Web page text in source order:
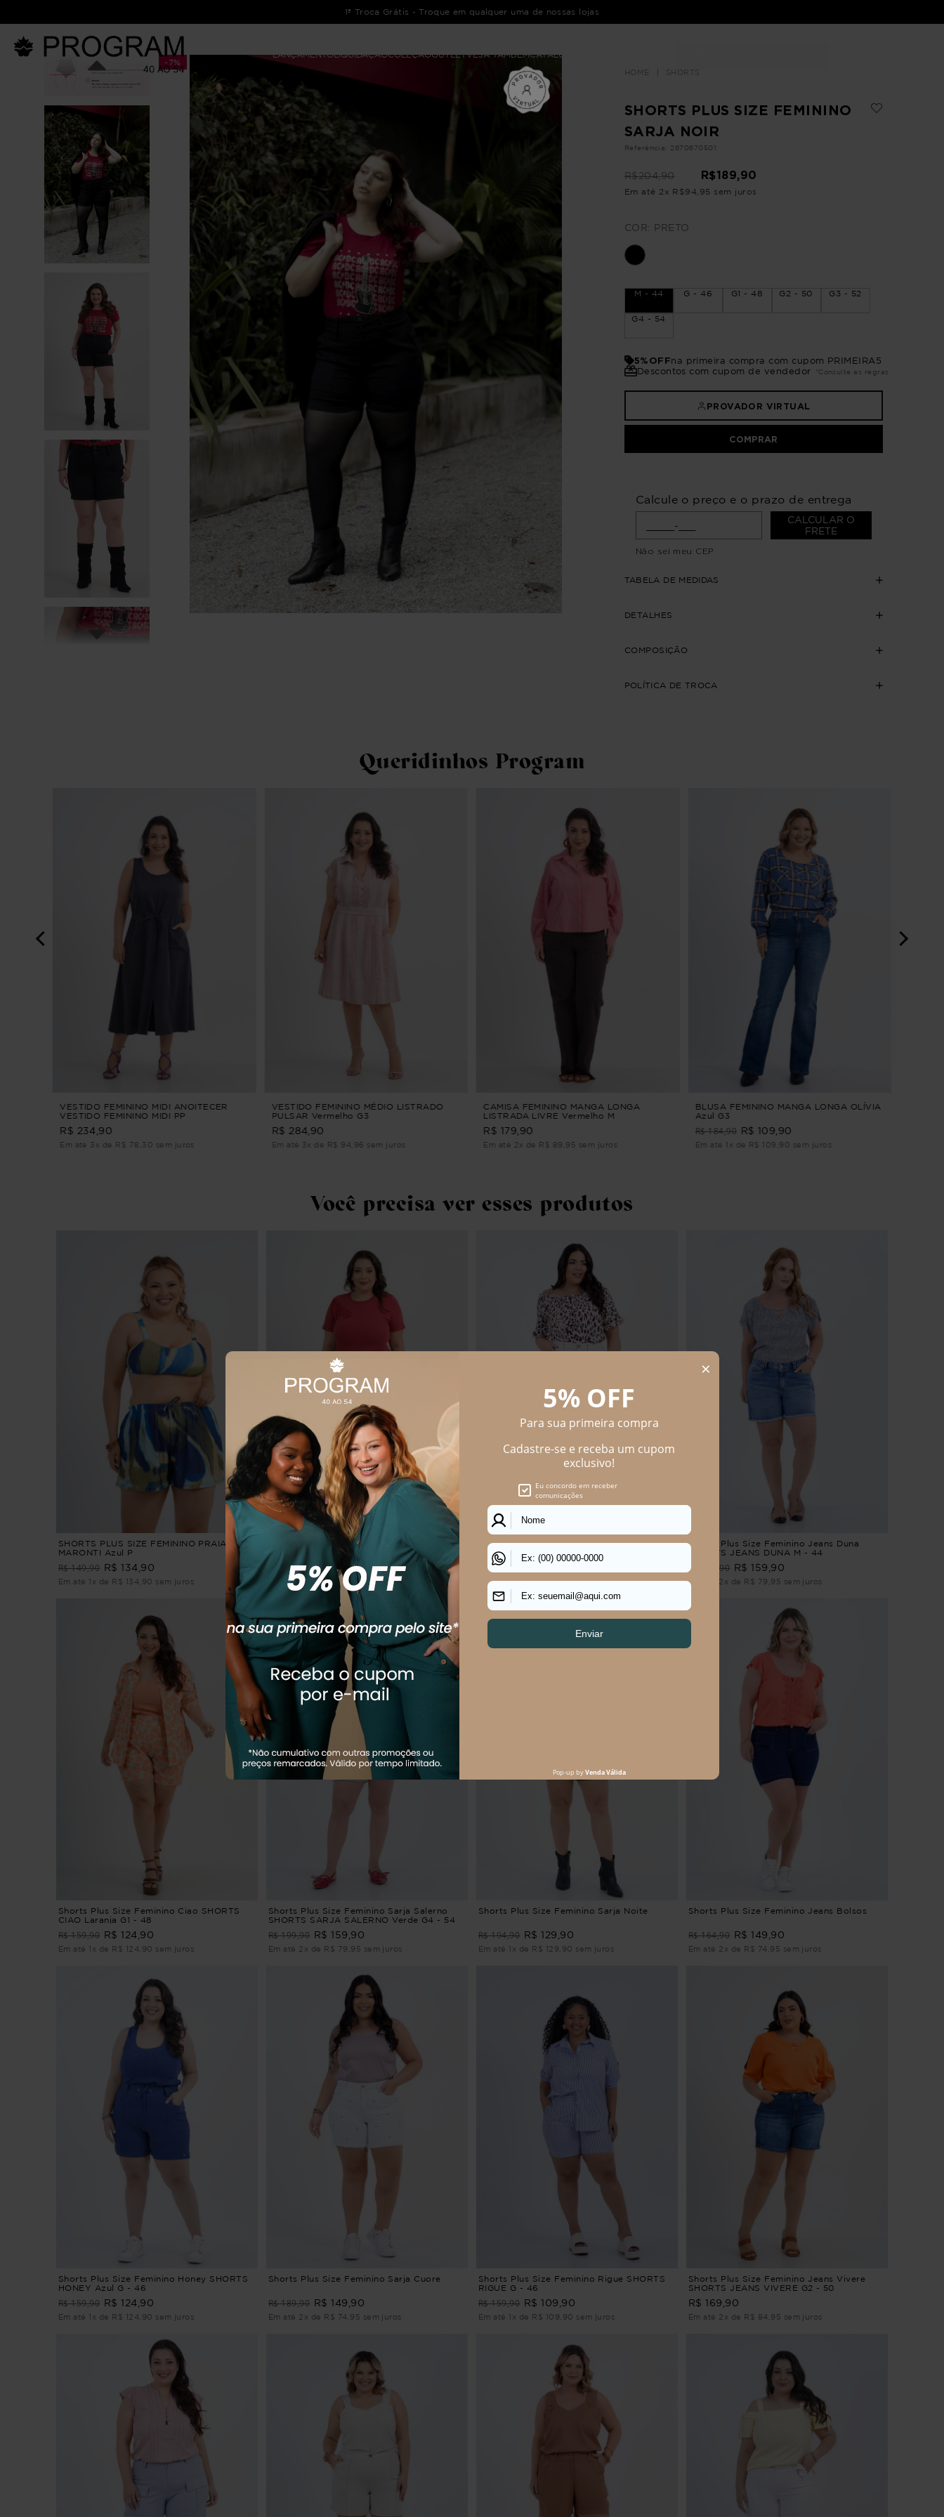
1ª Troca Grátis - Troque em qualquer uma de nossas lojas
LANÇAMENTOLIQUIDAÇÃOCOLEÇÃOOUTLETVEJA TAMBÉMCATÁLOGOS
- 7%
SHORTS
SHORTS PLUS SIZE FEMININO
SARJA NOIR
Referência: 2670670501
R$204,90 R$189,90
Em até 2 x R$94 95 sem juros
COR: PRETO
M - 44 G - 46 G1 - 48 G2 - 50 G3 - 52
G4 - 54
5%OFFna primeira compra com cupom PRIMEIRA5
Descontos com cupom de vendedor
*Consulte as regras
PROVADOR VIRTUAL
COMPRAR
Calcule o preço e o prazo de entrega
CALCULAR O
FRETE
Não sei meu CEP
TABELA DE MEDIDAS
DETALHES
COMPOSIÇÃO
POLÍTICA DE TROCA
Queridinhos Program
VESTIDO FEMININO MIDI ANOITECER
VESTIDO FEMININO MIDI PP
R$ 234,90
Em até 3x de R$ 78,30 sem juros
VESTIDO FEMININO MÉDIO LISTRADO
PULSAR Vermelho G3
R$ 284,90
Em até 3x de R$ 94,96 sem juros
CAMISA FEMININO MANGA LONGA
LISTRADA LIVRE Vermelho M
R$ 179,90
Em até 2x de R$ 89,95 sem juros
BLUSA FEMININO MANGA LONGA OLÍVIA
Azul G3
R$ 184,90 R$ 109,90
Em até 1x de R$ 109,90 sem juros
Você precisa ver esses produtos
SHORTS PLUS SIZE FEMININO PRAIA
MARONTI Azul P
R$ 149,90 R$ 134,90
Em até 1x de R$ 134,90 sem juros
Shorts Plus Size Feminino Jeans Calore
SHORTS JEANS CALORE M
R$ 159,90
Em até 2x de R$ 79,95 sem juros
Shorts Plus Size Feminino Sarja Memphis
SHORTS SARJA MEMPHIS Bege M - 44
R$ 184,90
Em até 2x de R$ 74,95 sem juros
Shorts Plus Size Feminino Jeans Duna
SHORTS JEANS DUNA M - 44
R$ 199,90 R$ 159,90
Em até 2x de R$ 79,95 sem juros
Shorts Plus Size Feminino Ciao SHORTS
CIAO Laranja G1 - 48
R$ 159,90 R$ 124,90
Em até 1x de R$ 124,90 sem juros
Shorts Plus Size Feminino Sarja Salerno
SHORTS SARJA SALERNO Verde G4 - 54
R$ 199,90 R$ 159,90
Em até 2x de R$ 79,95 sem juros
Shorts Plus Size Feminino Sarja Noite
R$ 194,90 R$ 129,90
Em até 1x de R$ 129,90 sem juros
Shorts Plus Size Feminino Jeans Bolsos
R$ 164,90 R$ 149,90
Em até 2x de R$ 74,95 sem juros
Shorts Plus Size Feminino Honey SHORTS
HONEY Azul G - 46
R$ 159,90 R$ 124,90
Em até 1x de R$ 124,90 sem juros
Shorts Plus Size Feminino Sarja Cuore
R$ 189,90 R$ 149,90
Em até 2x de R$ 74,95 sem juros
Shorts Plus Size Feminino Rigue SHORTS
RIGUE G - 46
R$ 159,90 R$ 109,90
Em até 1x de R$ 109,90 sem juros
Shorts Plus Size Feminino Jeans Vivere
SHORTS JEANS VIVERE G2 - 50
R$ 169,90
Em até 2x de R$ 84,95 sem juros